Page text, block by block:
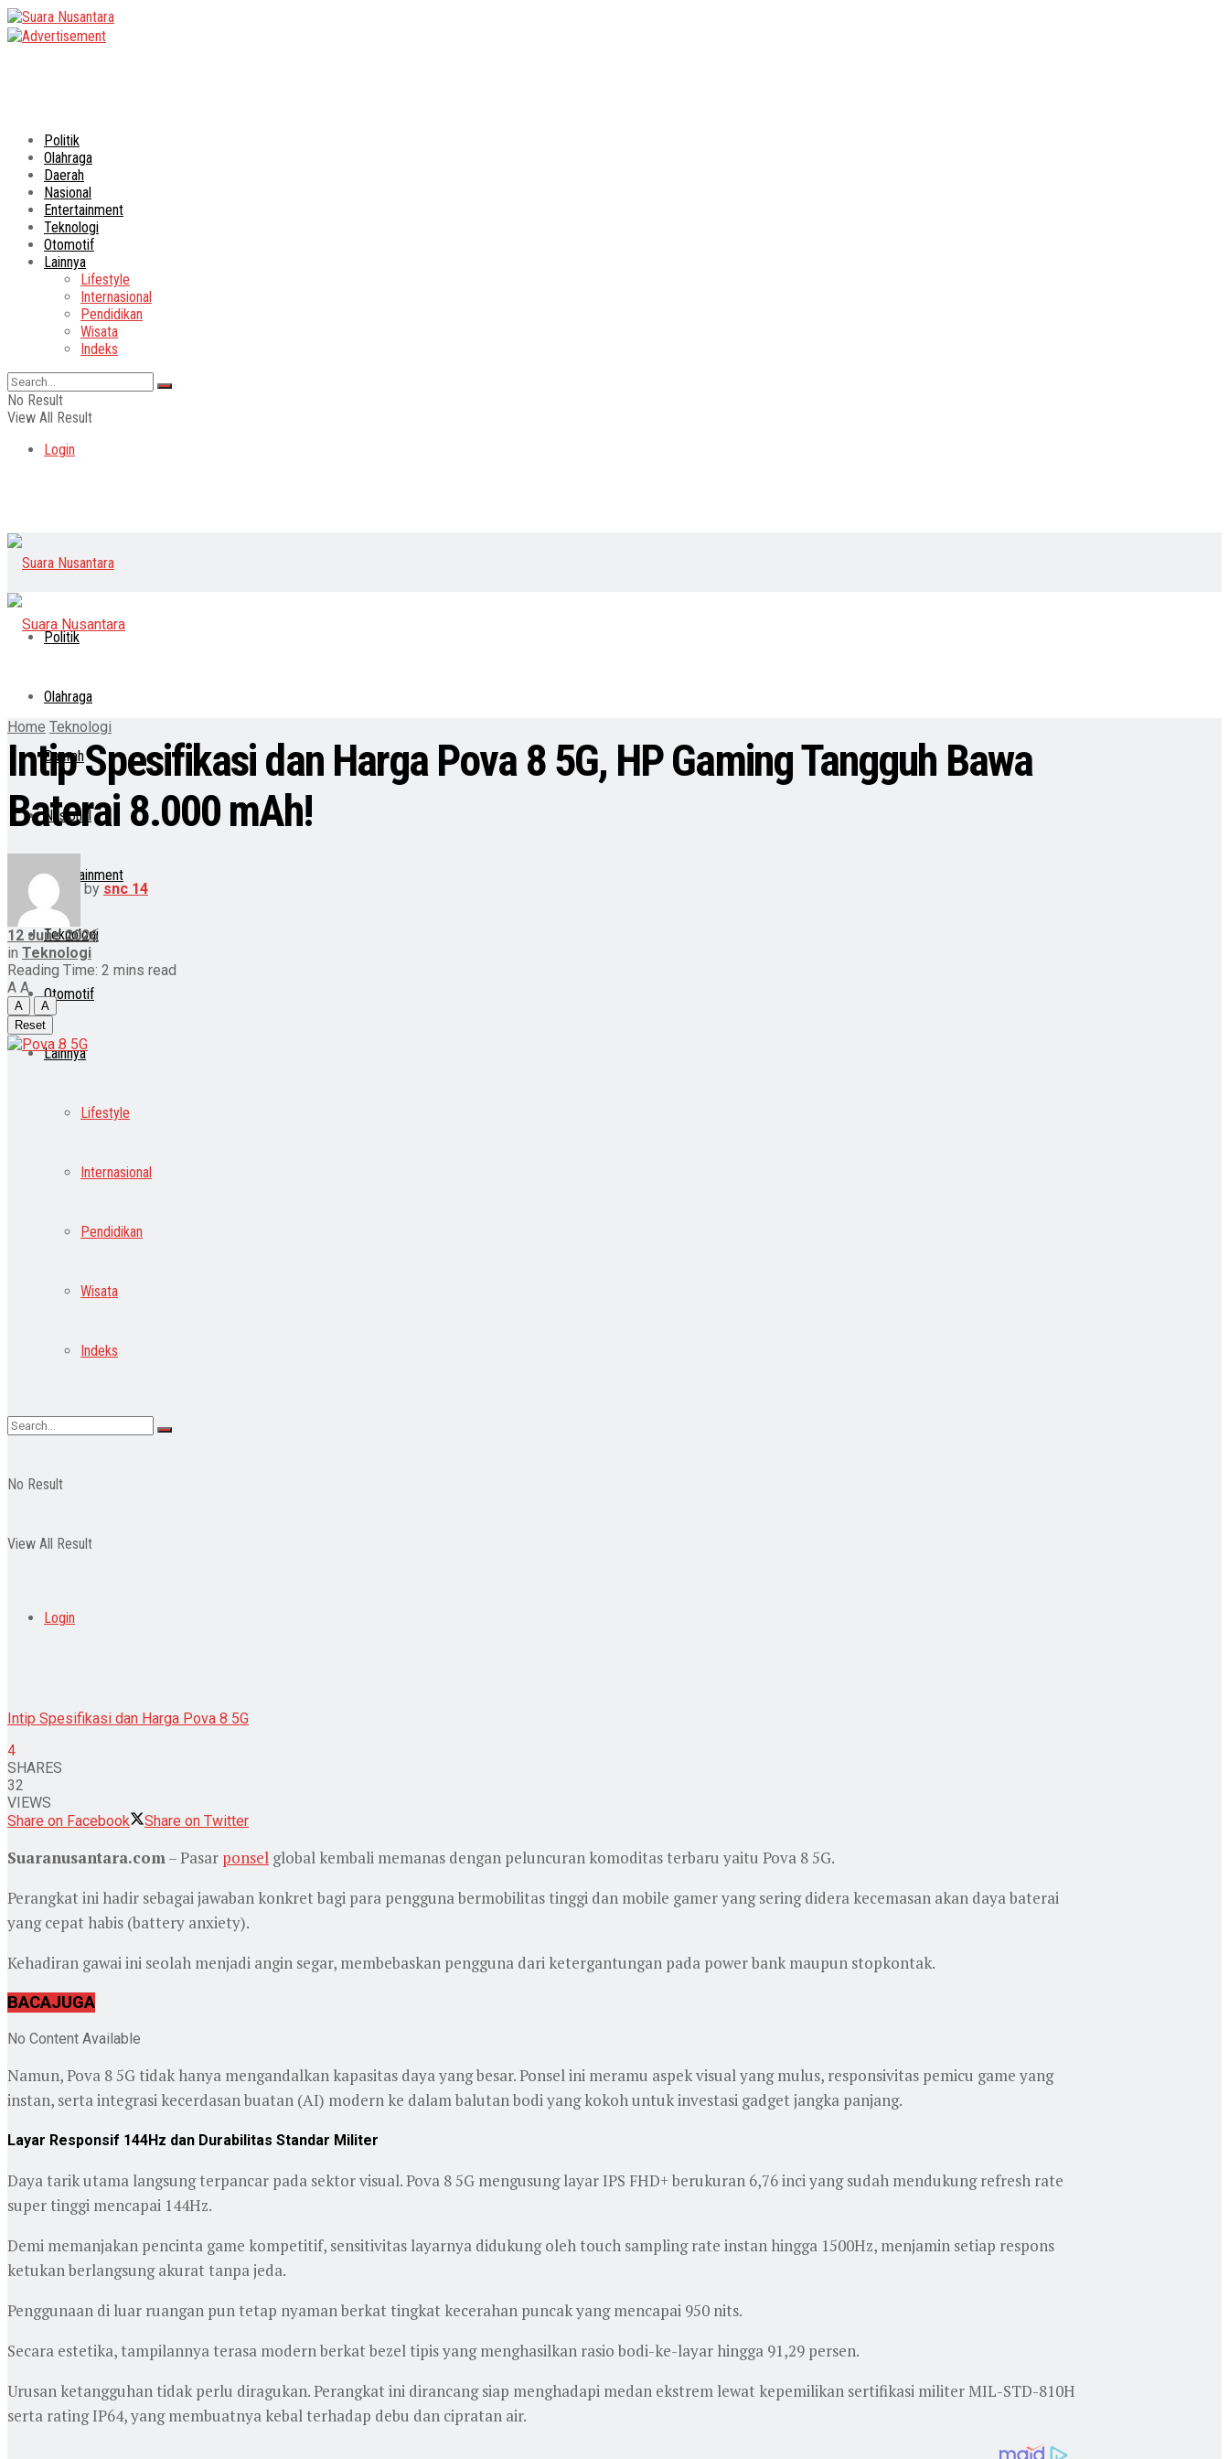
Politik
Olahraga
Daerah
Nasional
Entertainment
Teknologi
Otomotif
Lainnya
Lifestyle
Internasional
Pendidikan
Wisata
Indeks
No Result
View All Result
Login
Politik
Olahraga
Daerah
Nasional
Entertainment
Teknologi
Otomotif
Lainnya
Lifestyle
Internasional
Pendidikan
Wisata
Indeks
No Result
View All Result
Login
Home Teknologi
Intip Spesifikasi dan Harga Pova 8 5G, HP Gaming Tangguh Bawa
Baterai 8.000 mAh!
by snc 14
12 June 2026
in Teknologi
Reading Time: 2 mins read
A A
A
A
Reset
Intip Spesifikasi dan Harga Pova 8 5G
4
SHARES
32
VIEWS
Share on Facebook
Share on Twitter
Suaranusantara.com– Pasar ponsel global kembali memanas dengan peluncuran komoditas terbaru yaitu Pova 8 5G.
Perangkat ini hadir sebagai jawaban konkret bagi para pengguna bermobilitas tinggi dan mobile gamer yang sering didera kecemasan akan daya baterai
yang cepat habis (battery anxiety).
Kehadiran gawai ini seolah menjadi angin segar, membebaskan pengguna dari ketergantungan pada power bank maupun stopkontak.
BACAJUGA
No Content Available
Namun, Pova 8 5G tidak hanya mengandalkan kapasitas daya yang besar. Ponsel ini meramu aspek visual yang mulus, responsivitas pemicu game yang
instan, serta integrasi kecerdasan buatan (AI) modern ke dalam balutan bodi yang kokoh untuk investasi gadget jangka panjang.
Layar Responsif 144Hz dan Durabilitas Standar Militer
Daya tarik utama langsung terpancar pada sektor visual. Pova 8 5G mengusung layar IPS FHD+ berukuran 6,76 inci yang sudah mendukung refresh rate
super tinggi mencapai 144Hz.
Demi memanjakan pencinta game kompetitif, sensitivitas layarnya didukung oleh touch sampling rate instan hingga 1500Hz, menjamin setiap respons
ketukan berlangsung akurat tanpa jeda.
Penggunaan di luar ruangan pun tetap nyaman berkat tingkat kecerahan puncak yang mencapai 950 nits.
Secara estetika, tampilannya terasa modern berkat bezel tipis yang menghasilkan rasio bodi-ke-layar hingga 91,29 persen.
Urusan ketangguhan tidak perlu diragukan. Perangkat ini dirancang siap menghadapi medan ekstrem lewat kepemilikan sertifikasi militer MIL-STD-810H
serta rating IP64, yang membuatnya kebal terhadap debu dan cipratan air.